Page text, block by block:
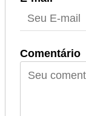
Comentário